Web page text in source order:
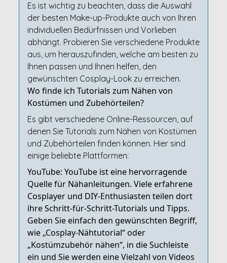
Es ist wichtig zu beachten, dass die Auswahl
der besten Make-up-Produkte auch von Ihren
individuellen Bedürfnissen und Vorlieben
abhängt. Probieren Sie verschiedene Produkte
aus, um herauszufinden, welche am besten zu
Ihnen passen und Ihnen helfen, den
gewünschten Cosplay-Look zu erreichen.
Wo finde ich Tutorials zum Nähen von
Kostümen und Zubehörteilen?
Es gibt verschiedene Online-Ressourcen, auf
denen Sie Tutorials zum Nähen von Kostümen
und Zubehörteilen finden können. Hier sind
einige beliebte Plattformen:
YouTube: YouTube ist eine hervorragende
Quelle für Nähanleitungen. Viele erfahrene
Cosplayer und DIY-Enthusiasten teilen dort
ihre Schritt-für-Schritt-Tutorials und Tipps.
Geben Sie einfach den gewünschten Begriff,
wie „Cosplay-Nähtutorial“ oder
„Kostümzubehör nähen“, in die Suchleiste
ein und Sie werden eine Vielzahl von Videos